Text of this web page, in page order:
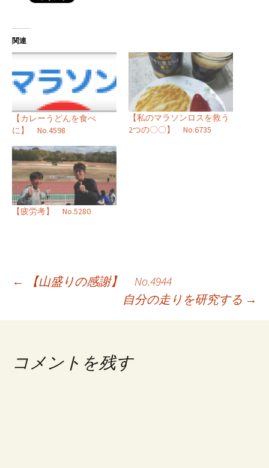
関連
【カレーうどんを食べ
に】 No.4598
【私のマラソンロスを救う
2つの〇〇】 No.6735
【疲労考】 No.5280
投
ビ
←
【山盛りの感謝】 No.4944
自分の走りを研究する →
コメントを残す